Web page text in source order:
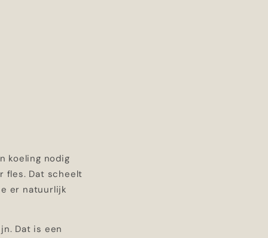
koeling nodig
fles. Dat scheelt
er natuurlijk
Dat is een